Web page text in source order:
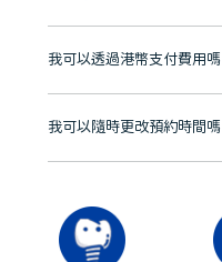
不會，治療前我們會詳細說明
我可以透過港幣支付費用嗎
可以。維港口腔會按照當日匯
我可以隨時更改預約時間嗎
可以，請盡早通過wechat或